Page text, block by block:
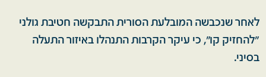
לאחר שנכבשה המובלעת הסורית התבקשה חטיבת גולני
"להחזיק קו", כי עיקר הקרבות התנהלו באיזור התעלה
בסיני.